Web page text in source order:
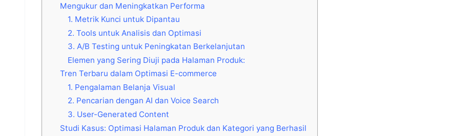
Mengukur dan Meningkatkan Performa
1. Metrik Kunci untuk Dipantau
2. Tools untuk Analisis dan Optimasi
3. A/B Testing untuk Peningkatan Berkelanjutan
Elemen yang Sering Diuji pada Halaman Produk:
Tren Terbaru dalam Optimasi E-commerce
1. Pengalaman Belanja Visual
2. Pencarian dengan AI dan Voice Search
3. User-Generated Content
Studi Kasus: Optimasi Halaman Produk dan Kategori yang Berhasil